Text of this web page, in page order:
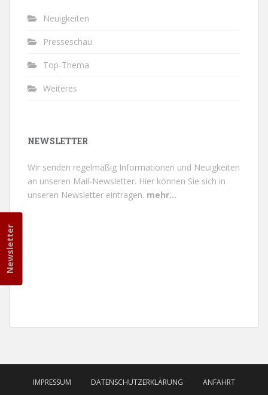
Neuigkeiten
Presseschau
Top-Thema
Weiteres
NEWSLETTER
Newsletter
Wir senden regelmäßig Informationen und Neuigkeiten
an unseren Mail-Newsletter. Hier können Sie sich in
unseren Newsletter eintragen. mehr...
IMPRESSUM DATENSCHUTZERKLÄRUNG ANFAHRT